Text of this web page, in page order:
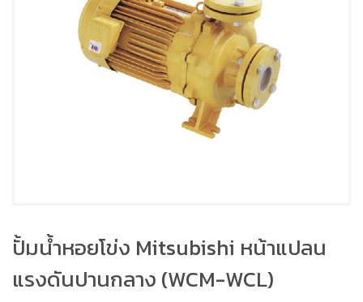
ปั้มน้ำหอยโข่ง Mitsubishi หน้าแปลน
แรงดันปานกลาง (WCM-WCL)